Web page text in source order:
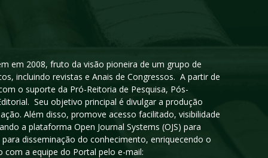
em 2008, fruto da visão pioneira de um grupo de
incluindo revistas e Anais de Congressos. A partir de
o suporte da Pró-Reitoria de Pesquisa, Pós-
Seu objetivo principal é divulgar a produção
Além disso, promove acesso facilitado, visibilidade
a plataforma Open Journal Systems (OJS) para
disseminação do conhecimento, enriquecendo o
a equipe do Portal pelo e-mail: